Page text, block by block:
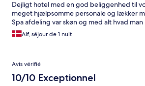
Dejligt hotel med en god beliggenhed til
meget hjælpsomme personale og lækker
Spa afdeling var skøn og med alt hvad
Alf, séjour de 1 nuit
Avis vérifié
10/10 Exceptionnel